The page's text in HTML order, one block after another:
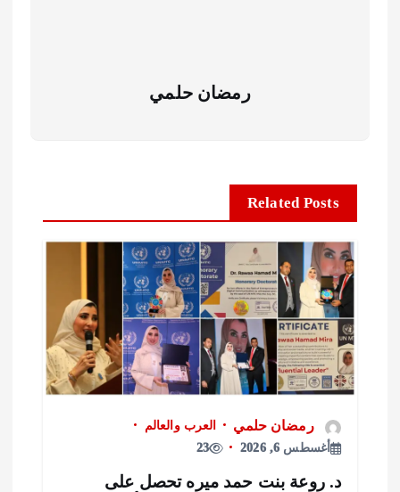
رمضان حلمي
Related Posts
رمضان حلمي
العرب والعالم
أغسطس 6, 2026
23
روعة بنت حمد ميره تحصل على